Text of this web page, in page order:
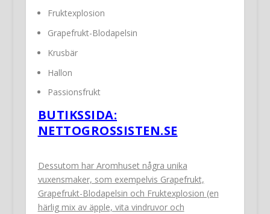
Fruktexplosion
Grapefrukt-Blodapelsin
Krusbär
Hallon
Passionsfrukt
BUTIKSSIDA:
NETTOGROSSISTEN.SE
Dessutom har Aromhuset några unika
vuxensmaker, som exempelvis Grapefrukt,
Grapefrukt-Blodapelsin och Fruktexplosion (en
härlig mix av äpple, vita vindruvor och